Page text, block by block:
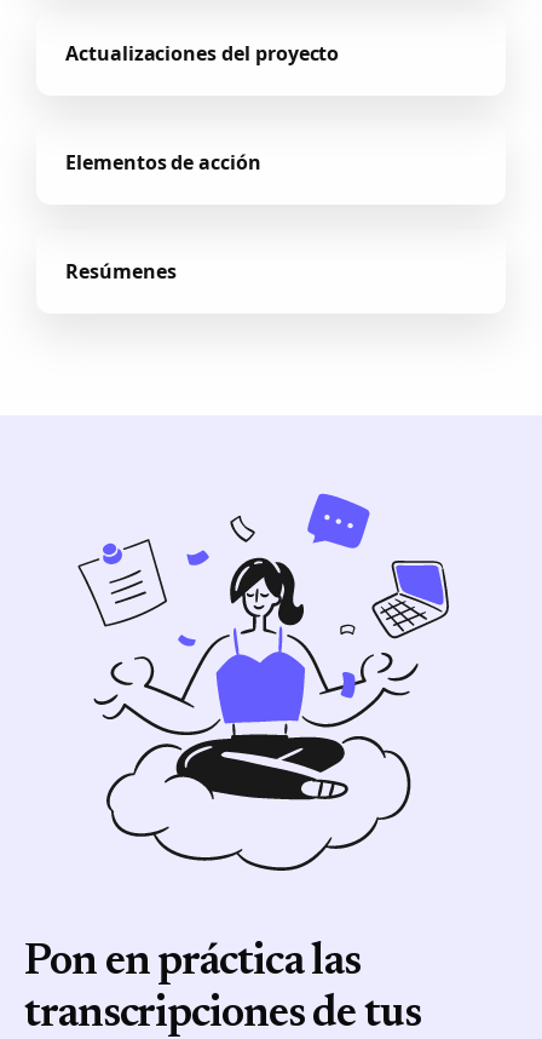
Actualizaciones del proyecto
Elementos de acción
Resúmenes
Pon en práctica las
transcripciones de tus